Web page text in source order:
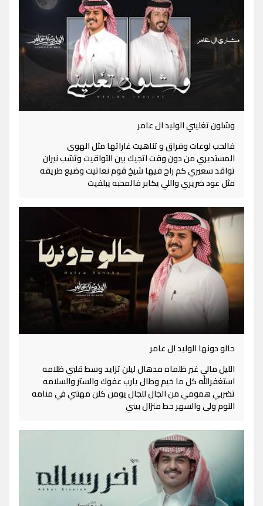
وشلون تغليني الوليد ال عامر
فالحب لوعات وفراق و تناهيت غاراتها مثل الهوى
المستديري من دون وقت اتجيك بين التواقيت وتشب نيران
تواقد سعيري كم راح فيها شيخ قوم نعاتيت وضيع طريقه
مثل عود ضريري واللي يكابر فالمحبه يبلفيت
حالو دونها الوليد ال عامر
الليل مالي غير ظلماه مدهال ليلن تزايد وسط قلبي ظلامه
استغفرالله كل ما خيم وطال يارب عفوك والستر والسلامه
تضربي همومي من الجال للجال يومن كلن مهتني في منامه
النوم ولى والسهر حط منزال بيني